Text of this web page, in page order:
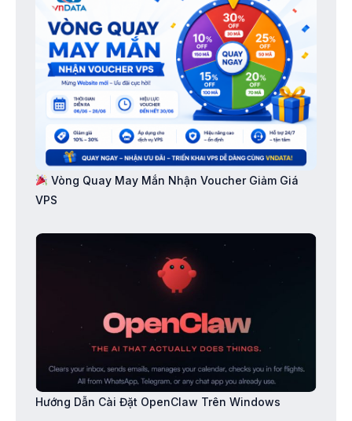
Vòng Quay May Mắn Nhận Voucher Giảm Giá
VPS
Hướng Dẫn Cài Đặt OpenClaw Trên Windows